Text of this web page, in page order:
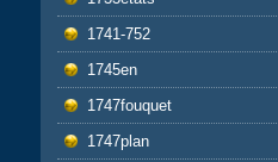
1741-752
1745en
1747fouquet
1747plan